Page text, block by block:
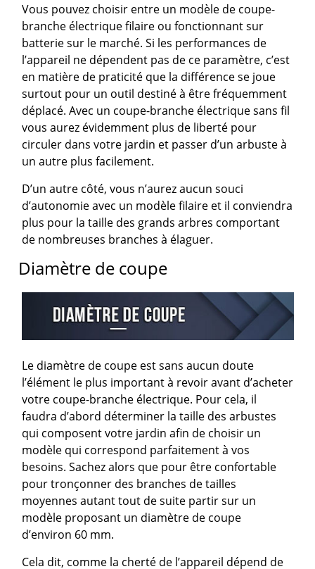
Vous pouvez choisir entre un modèle de coupe-
branche électrique filaire ou fonctionnant sur
batterie sur le marché. Si les performances de
l’appareil ne dépendent pas de ce paramètre, c’est
en matière de praticité que la différence se joue
surtout pour un outil destiné à être fréquemment
déplacé. Avec un coupe-branche électrique sans fil
vous aurez évidemment plus de liberté pour
circuler dans votre jardin et passer d’un arbuste à
un autre plus facilement.
D’un autre côté, vous n’aurez aucun souci
d’autonomie avec un modèle filaire et il conviendra
plus pour la taille des grands arbres comportant
de nombreuses branches à élaguer.
Diamètre de coupe
Le diamètre de coupe est sans aucun doute
l’élément le plus important à revoir avant d’acheter
votre coupe-branche électrique. Pour cela, il
faudra d’abord déterminer la taille des arbustes
qui composent votre jardin afin de choisir un
modèle qui correspond parfaitement à vos
besoins. Sachez alors que pour être confortable
pour tronçonner des branches de tailles
moyennes autant tout de suite partir sur un
modèle proposant un diamètre de coupe
d’environ 60 mm.
Cela dit, comme la cherté de l’appareil dépend de